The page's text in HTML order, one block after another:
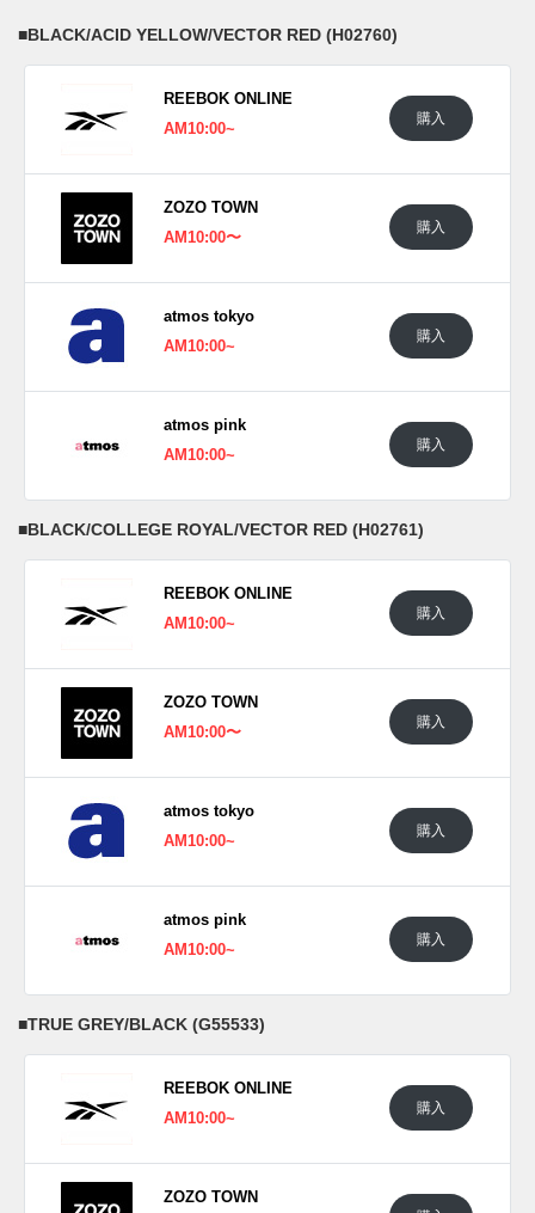
れる仕上がりとなっている。
が入り次第、スニーカーウォーズの
Facebook
などで
■BLACK/ACID YELLOW/VECTOR RED (H02760)
REEBOK ONLINE
AM10:00~
購入
ZOZO TOWN
AM10:00〜
購入
atmos tokyo
AM10:00~
購入
atmos pink
AM10:00~
購入
■BLACK/COLLEGE ROYAL/VECTOR RED (H02761)
REEBOK ONLINE
AM10:00~
購入
ZOZO TOWN
AM10:00〜
購入
atmos tokyo
AM10:00~
購入
atmos pink
AM10:00~
購入
■TRUE GREY/BLACK (G55533)
REEBOK ONLINE
AM10:00~
購入
ZOZO TOWN